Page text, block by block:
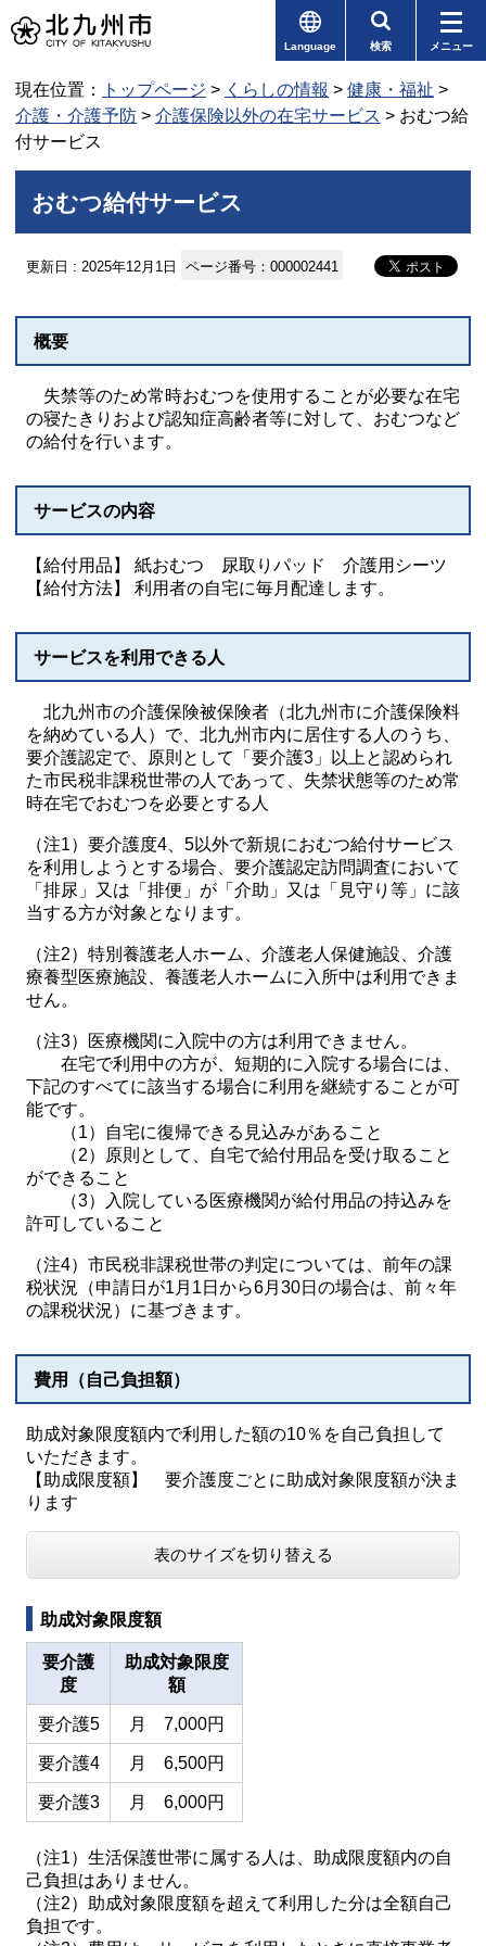
Language 検索 メニュー
現在位置： トップページ > くらしの情報 > 健康・福祉 >
介護・介護予防 > 介護保険以外の在宅サービス > おむつ給
付サービス
おむつ給付サービス
更新日 : 2025年12月1日 ページ番号：000002441
概要
失禁等のため常時おむつを使用することが必要な在宅
の寝たきりおよび認知症高齢者等に対して、おむつなど
の給付を行います。
サービスの内容
【給付用品】 紙おむつ 尿取りパッド 介護用シーツ
【給付方法】 利用者の自宅に毎月配達します。
サービスを利用できる人
北九州市の介護保険被保険者（北九州市に介護保険料
を納めている人）で、北九州市内に居住する人のうち、
要介護認定で、原則として「要介護3」以上と認められ
た市民税非課税世帯の人であって、失禁状態等のため常
時在宅でおむつを必要とする人
（注1）要介護度4、5以外で新規におむつ給付サービス
を利用しようとする場合、要介護認定訪問調査において
「排尿」又は「排便」が「介助」又は「見守り等」に該
当する方が対象となります。
（注2）特別養護老人ホーム、介護老人保健施設、介護
療養型医療施設、養護老人ホームに入所中は利用できま
せん。
（注3）医療機関に入院中の方は利用できません。
在宅で利用中の方が、短期的に入院する場合には、
下記のすべてに該当する場合に利用を継続することが可
能です。
（1）自宅に復帰できる見込みがあること
（2）原則として、自宅で給付用品を受け取ること
ができること
（3）入院している医療機関が給付用品の持込みを
許可していること
（注4）市民税非課税世帯の判定については、前年の課
税状況（申請日が1月1日から6月30日の場合は、前々年
の課税状況）に基づきます。
費用（自己負担額）
助成対象限度額内で利用した額の10％を自己負担して
いただきます。
【助成限度額】 要介護度ごとに助成対象限度額が決ま
ります
表のサイズを切り替える
助成対象限度額
要介護
度
助成対象限度
額
要介護5 月 7,000円
要介護4 月 6,500円
要介護3 月 6,000円
（注1）生活保護世帯に属する人は、助成限度額内の自
己負担はありません。
（注2）助成対象限度額を超えて利用した分は全額自己
負担です。